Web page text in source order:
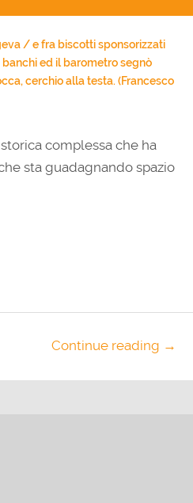
aumentare
il
volume.
/ e fra biscotti sponsorizzati
ed il barometro segnò
cerchio alla testa. (Francesco
complessa che ha
sta guadagnando spazio
Continue reading →